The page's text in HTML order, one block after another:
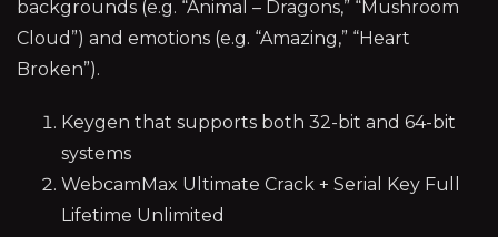
backgrounds (e.g. “Animal – Dragons,” “Mushroom
Cloud”) and emotions (e.g. “Amazing,” “Heart
Broken”).
Keygen that supports both 32-bit and 64-bit
systems
WebcamMax Ultimate Crack + Serial Key Full
Lifetime Unlimited